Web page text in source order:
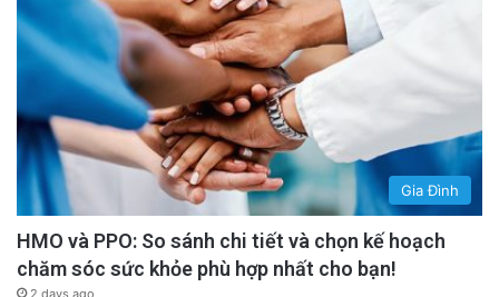
Gia Đình
HMO và PPO: So sánh chi tiết và chọn kế hoạch
chăm sóc sức khỏe phù hợp nhất cho bạn!
2 days ago